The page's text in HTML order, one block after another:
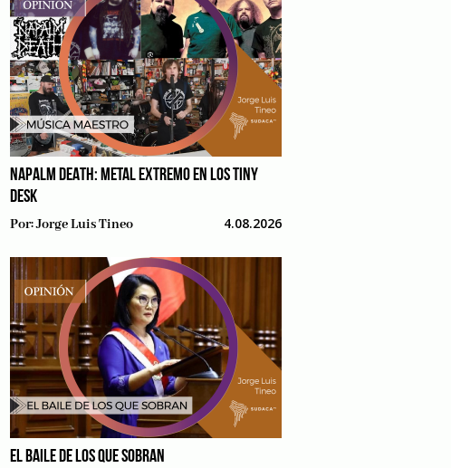
NAPALM DEATH: METAL EXTREMO EN LOS TINY
DESK
Por:Jorge Luis Tineo 4.08.2026
EL BAILE DE LOS QUE SOBRAN